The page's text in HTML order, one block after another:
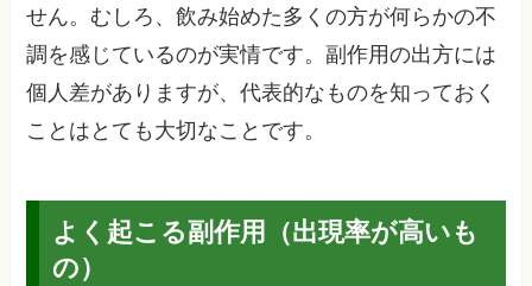
せん。むしろ、飲み始めた多くの方が何らかの不
調を感じているのが実情です。副作用の出方には
個人差がありますが、代表的なものを知っておく
ことはとても大切なことです。
よく起こる副作用（出現率が高いも
の）